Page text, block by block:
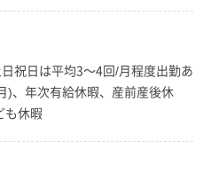
祝日は平均3～4回/月程度出勤あ
)、年次有給休暇、産前産後休
も休暇